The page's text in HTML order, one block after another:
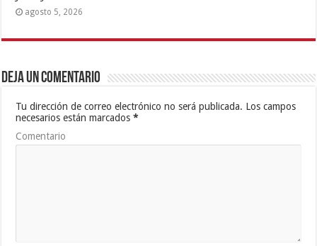
agosto 5, 2026
Deja un comentario
Tu dirección de correo electrónico no será publicada. Los campos
necesarios están marcados*
Comentario